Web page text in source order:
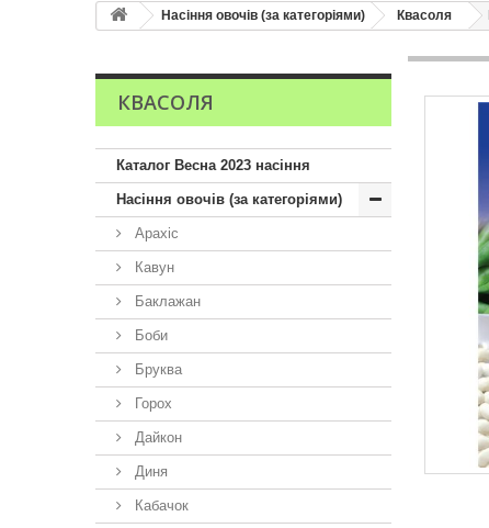
Насіння овочів (за категоріями) Квасоля
КВАСОЛЯ
Каталог Весна 2023 насіння
Насіння овочів (за категоріями)
Арахіс
Кавун
Баклажан
Боби
Бруква
Горох
Дайкон
Диня
Кабачок